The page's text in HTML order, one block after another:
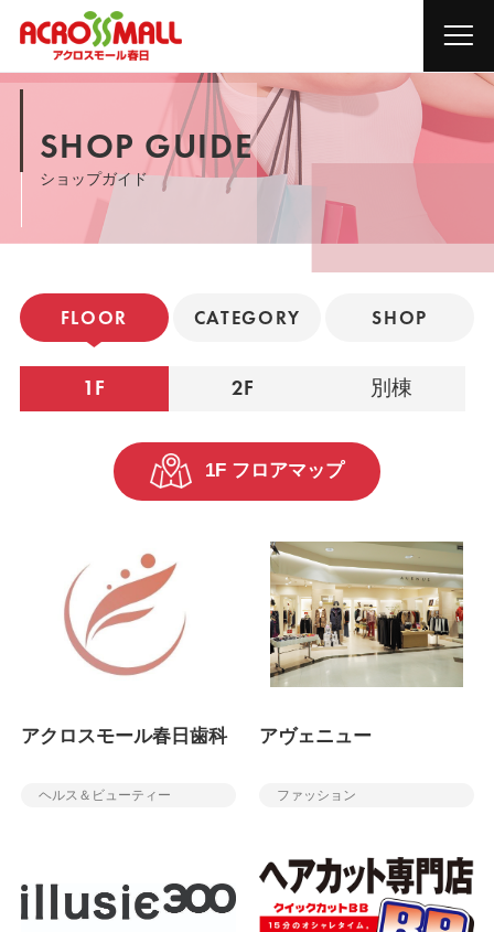
SHOP GUIDE
ショップガイド
FLOOR CATEGORY SHOP
1F 2F 別棟
1F フロアマップ
アクロスモール春日歯科
ヘルス＆ビューティー
アヴェニュー
ファッション